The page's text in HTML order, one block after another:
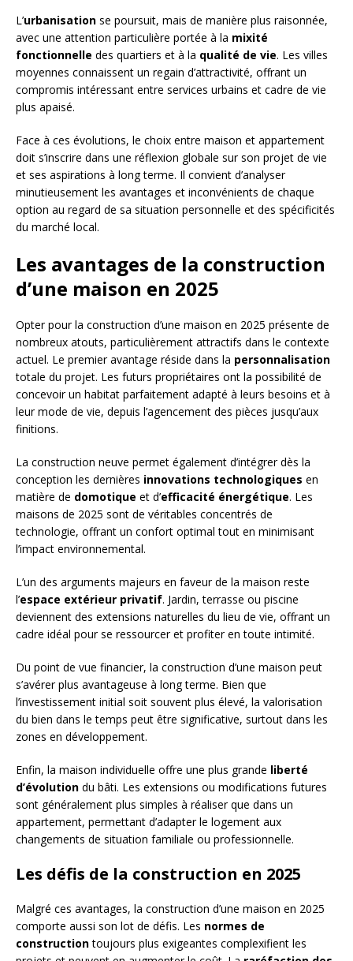
L’urbanisation se poursuit, mais de manière plus raisonnée,
avec une attention particulière portée à la mixité
fonctionnelle des quartiers et à la qualité de vie. Les villes
moyennes connaissent un regain d’attractivité, offrant un
compromis intéressant entre services urbains et cadre de vie
plus apaisé.
Face à ces évolutions, le choix entre maison et appartement
doit s’inscrire dans une réflexion globale sur son projet de vie
et ses aspirations à long terme. Il convient d’analyser
minutieusement les avantages et inconvénients de chaque
option au regard de sa situation personnelle et des spécificités
du marché local.
Les avantages de la construction
d’une maison en 2025
Opter pour la construction d’une maison en 2025 présente de
nombreux atouts, particulièrement attractifs dans le contexte
actuel. Le premier avantage réside dans la personnalisation
totale du projet. Les futurs propriétaires ont la possibilité de
concevoir un habitat parfaitement adapté à leurs besoins et à
leur mode de vie, depuis l’agencement des pièces jusqu’aux
finitions.
La construction neuve permet également d’intégrer dès la
conception les dernières innovations technologiques en
matière de domotique et d’efficacité énergétique. Les
maisons de 2025 sont de véritables concentrés de
technologie, offrant un confort optimal tout en minimisant
l’impact environnemental.
L’un des arguments majeurs en faveur de la maison reste
l’espace extérieur privatif. Jardin, terrasse ou piscine
deviennent des extensions naturelles du lieu de vie, offrant un
cadre idéal pour se ressourcer et profiter en toute intimité.
Du point de vue financier, la construction d’une maison peut
s’avérer plus avantageuse à long terme. Bien que
l’investissement initial soit souvent plus élevé, la valorisation
du bien dans le temps peut être significative, surtout dans les
zones en développement.
Enfin, la maison individuelle offre une plus grande liberté
d’évolution du bâti. Les extensions ou modifications futures
sont généralement plus simples à réaliser que dans un
appartement, permettant d’adapter le logement aux
changements de situation familiale ou professionnelle.
Les défis de la construction en 2025
Malgré ces avantages, la construction d’une maison en 2025
comporte aussi son lot de défis. Les normes de
constructiontoujours plus exigeantes complexifient les